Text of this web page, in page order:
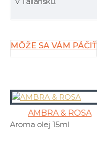
MÔŽE SA VÁM PÁČIŤ
AMBRA & ROSA
Aroma olej 15ml